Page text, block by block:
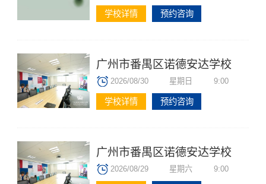
学校详情 预约咨询
广州市番禺区诺德安达学校
2026/08/30 星期日 9:00
学校详情 预约咨询
广州市番禺区诺德安达学校
2026/08/29 星期六 9:00